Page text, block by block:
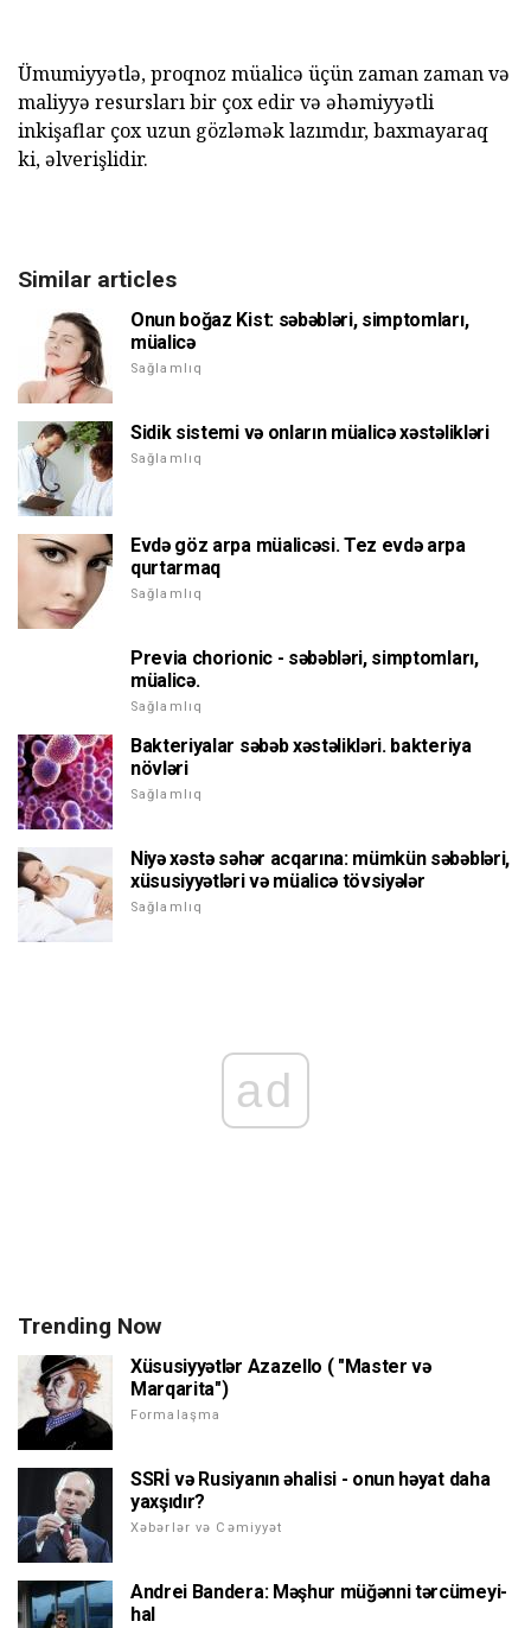
Ümumiyyətlə, proqnoz müalicə üçün zaman zaman və
maliyyə resursları bir çox edir və əhəmiyyətli
inkişaflar çox uzun gözləmək lazımdır, baxmayaraq
ki, əlverişlidir.
Similar articles
Onun boğaz Kist: səbəbləri, simptomları,
müalicə
Sağlamlıq
Sidik sistemi və onların müalicə xəstəlikləri
Sağlamlıq
Evdə göz arpa müalicəsi. Tez evdə arpa
qurtarmaq
Sağlamlıq
Previa chorionic - səbəbləri, simptomları,
müalicə.
Sağlamlıq
Bakteriyalar səbəb xəstəlikləri. bakteriya
növləri
Sağlamlıq
Niyə xəstə səhər acqarına: mümkün səbəbləri,
xüsusiyyətləri və müalicə tövsiyələr
Sağlamlıq
ad
Trending Now
Xüsusiyyətlər Azazello ( "Master və
Marqarita")
Formalaşma
SSRİ və Rusiyanın əhalisi - onun həyat daha
yaxşıdır?
Xəbərlər və Cəmiyyət
Andrei Bandera: Məşhur müğənni tərcümeyi-
hal